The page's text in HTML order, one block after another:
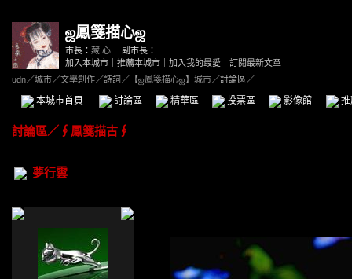
ஜ鳳箋描心ஜ
市長： 藏 心
副市長：
加入本城市
推薦本城市 加入我的最愛
訂閱最新文章
udn／城市／文學創作／詩詞 ／ 【ஜ鳳箋描心ஜ】城市／討論區／
本城市首頁 討論區 精華區 投票區 影像館
討論區／ ∮鳳箋描古∮
夢行雲